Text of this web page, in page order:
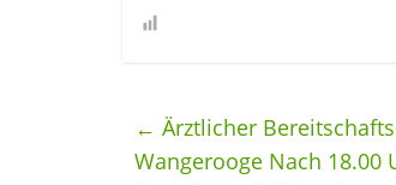
← Ärztlicher
Wangerooge Nach 18.00